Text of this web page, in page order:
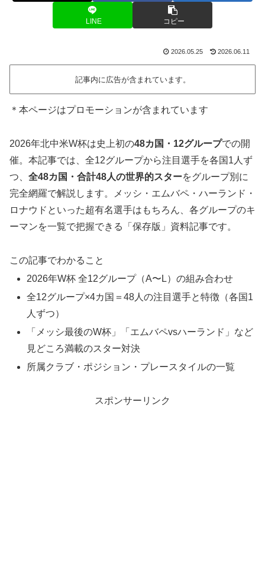
LINE コピー
2026.05.25 2026.06.11
記事内に広告が含まれています。
＊本ページはプロモーションが含まれています
2026年北中米W杯は史上初の48カ国・12グループでの開
催。本記事では、全12グループから注目選手を各国1人ず
つ、 全48カ国・合計48人の世界的スターをグループ別に
完全網羅で解説します。メッシ・エムバペ・ハーランド・
ロナウドといった超有名選手はもちろん、各グループのキ
ーマンを一覧で把握できる「保存版」資料記事です。
この記事でわかること
2026年W杯 全12グループ（A〜L）の組み合わせ
全12グループ×4カ国＝48人の注目選手と特徴（各国1
人ずつ）
「メッシ最後のW杯」「エムバペvsハーランド」など
見どころ満載のスター対決
所属クラブ・ポジション・プレースタイルの一覧
スポンサーリンク